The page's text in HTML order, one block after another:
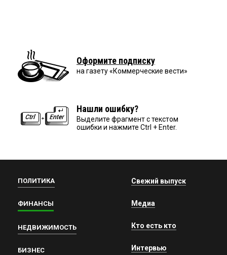
Оформите подписку
на газету «Коммерческие вести»
Нашли ошибку?
Выделите фрагмент с текстом
ошибки и нажмите Ctrl + Enter.
ПОЛИТИКА
ФИНАНСЫ
НЕДВИЖИМОСТЬ
БИЗНЕС
Свежий выпуск
Медиа
Кто есть кто
Интервью